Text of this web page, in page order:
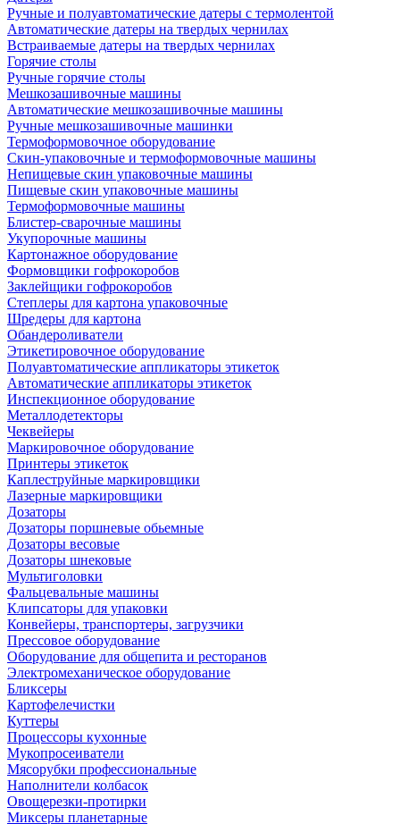
Ручные и полуавтоматические датеры с термолентой
Автоматические датеры на твердых чернилах
Встраиваемые датеры на твердых чернилах
Горячие столы
Ручные горячие столы
Мешкозашивочные машины
Автоматические мешкозашивочные машины
Ручные мешкозашивочные машинки
Термоформовочное оборудование
Скин-упаковочные и термоформовочные машины
Непищевые скин упаковочные машины
Пищевые скин упаковочные машины
Термоформовочные машины
Блистер-сварочные машины
Укупорочные машины
Картонажное оборудование
Формовщики гофрокоробов
Заклейщики гофрокоробов
Степлеры для картона упаковочные
Шредеры для картона
Обандероливатели
Этикетировочное оборудование
Полуавтоматические аппликаторы этикеток
Автоматические аппликаторы этикеток
Инспекционное оборудование
Металлодетекторы
Чеквейеры
Маркировочное оборудование
Принтеры этикеток
Каплеструйные маркировщики
Лазерные маркировщики
Дозаторы
Дозаторы поршневые обьемные
Дозаторы весовые
Дозаторы шнековые
Мультиголовки
Фальцевальные машины
Клипсаторы для упаковки
Конвейеры, транспортеры, загрузчики
Прессовое оборудование
Оборудование для общепита и ресторанов
Электромеханическое оборудование
Бликсеры
Картофелечистки
Куттеры
Процессоры кухонные
Мукопросеиватели
Мясорубки профессиональные
Наполнители колбасок
Овощерезки-протирки
Миксеры планетарные